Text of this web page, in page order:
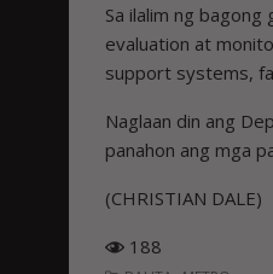
Sa ilalim ng
evaluation at
support systems,
Naglaan din ang
panahon ang mga
(CHRISTIAN DALE)
188